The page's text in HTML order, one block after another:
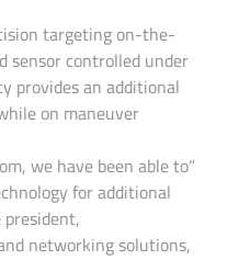
targeting on-the-
sensor controlled under
provides an additional
on maneuver.
we have been able to
for additional
president,
networking solutions,